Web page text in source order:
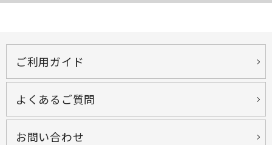
ご利用ガイド
よくあるご質問
お問い合わせ